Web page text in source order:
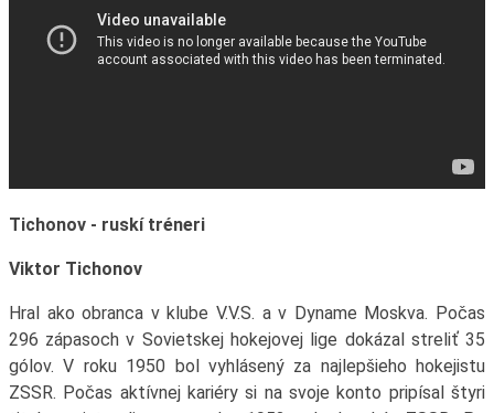
Tichonov - ruskí tréneri
Viktor Tichonov
Hral ako obranca v klube V.V.S. a v Dyname Moskva. Počas
296 zápasoch v Sovietskej hokejovej lige dokázal streliť 35
gólov. V roku 1950 bol vyhlásený za najlepšieho hokejistu
ZSSR. Počas aktívnej kariéry si na svoje konto pripísal štyri